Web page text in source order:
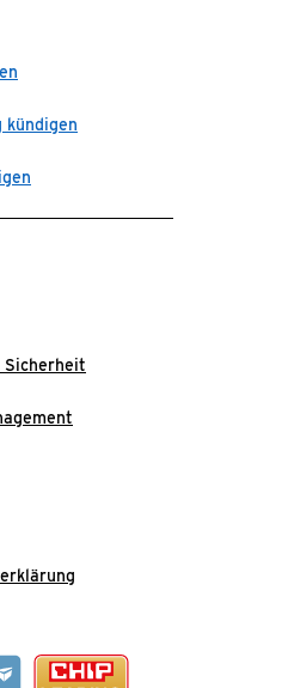
kündigen
Sicherheit